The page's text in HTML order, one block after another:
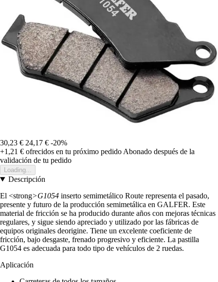
30,23 € 24,17 € -20%
+1,21 € ofrecidos en tu próximo pedido Abonado después de la
validación de tu pedido
Loading...
Descripción
El <strong>G1054 inserto semimetálico Route representa el pasado,
presente y futuro de la producción semimetálica en GALFER. Este
material de fricción se ha producido durante años con mejoras técnicas
regulares, y sigue siendo apreciado y utilizado por las fábricas de
equipos originales deorigine. Tiene un excelente coeficiente de
fricción, bajo desgaste, frenado progresivo y eficiente. La pastilla
G1054 es adecuada para todo tipo de vehículos de 2 ruedas.
Aplicación